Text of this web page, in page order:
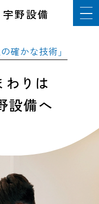
野設備
わりは
設備へ
の確かな技術」